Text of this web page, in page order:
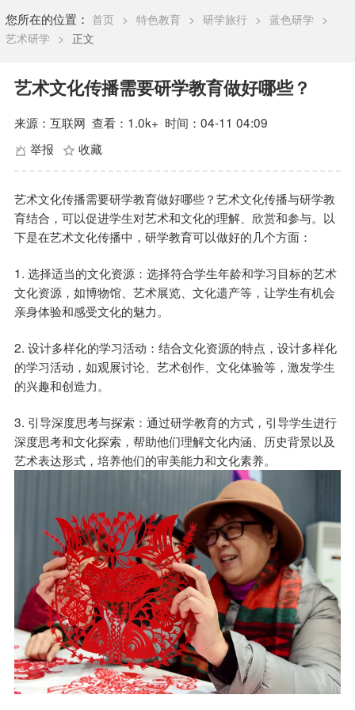
您所在的位置： 首页 > 特色教育 > 研学旅行 > 蓝色研学 >
艺术研学 > 正文
艺术文化传播需要研学教育做好哪些？
来源：互联网 查看： 1.0k+ 时间：04-11 04:09
举报
收藏
艺术文化传播需要研学教育做好哪些？艺术文化传播与研学教
育结合，可以促进学生对艺术和文化的理解、欣赏和参与。以
下是在艺术文化传播中，研学教育可以做好的几个方面：
1. 选择适当的文化资源：选择符合学生年龄和学习目标的艺术
文化资源，如博物馆、艺术展览、文化遗产等，让学生有机会
亲身体验和感受文化的魅力。
2. 设计多样化的学习活动：结合文化资源的特点，设计多样化
的学习活动，如观展讨论、艺术创作、文化体验等，激发学生
的兴趣和创造力。
3. 引导深度思考与探索：通过研学教育的方式，引导学生进行
深度思考和文化探索，帮助他们理解文化内涵、历史背景以及
艺术表达形式，培养他们的审美能力和文化素养。